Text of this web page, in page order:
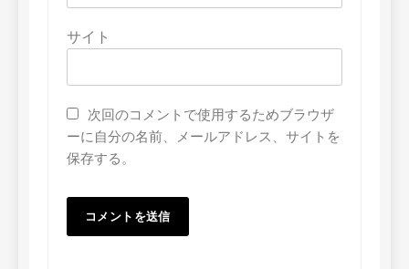
サイト
次回のコメントで使用するためブラウザ
ーに自分の名前、メールアドレス、サイトを
保存する。